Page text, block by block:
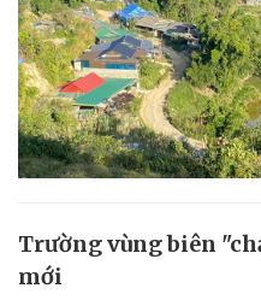
Trường vùng biên
mới